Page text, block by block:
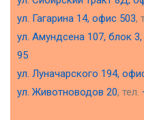
ул. Гагарина 14, офис 503,
ул. Амундсена 107, блок
95
ул. Луначарского 194,
ул. Животноводов 20, тел.